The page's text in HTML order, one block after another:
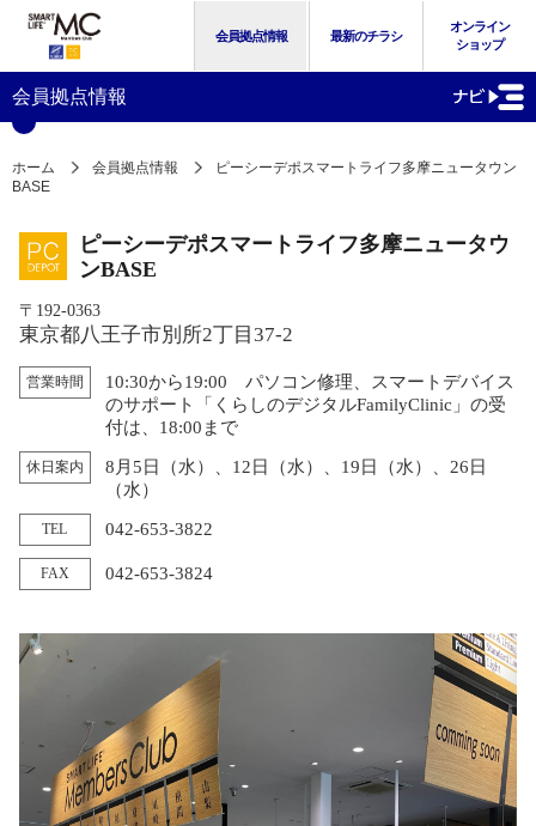
会員拠点情報 最新のチラシ
オンライン
ショップ
会員拠点情報
ホーム 会員拠点情報
ピーシーデポスマートライフ多摩ニュータウン
BASE
ピーシーデポスマートライフ多摩ニュータウ
ンBASE
〒192-0363
東京都八王子市別所2丁目37-2
営業時間
10:30から19:00 パソコン修理、スマートデバイス
のサポート「くらしのデジタルFamilyClinic」の受
付は、18:00まで
休日案内
8月5日（水）、12日（水）、19日（水）、26日
（水）
TEL 042-653-3822
FAX 042-653-3824